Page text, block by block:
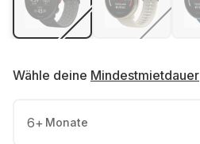
Wähle deine Mindestmietdauer
6+ Monate